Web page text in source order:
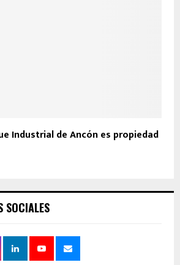
Industrial de Ancón es propiedad
SOCIALES